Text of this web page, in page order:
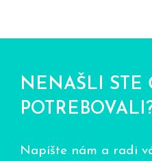
NENAŠLI STE
Napíšte nám a radi